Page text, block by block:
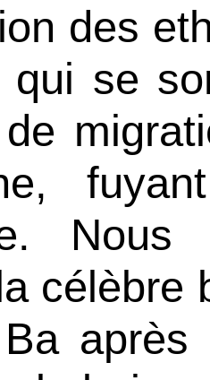
des
qui se
célèbre